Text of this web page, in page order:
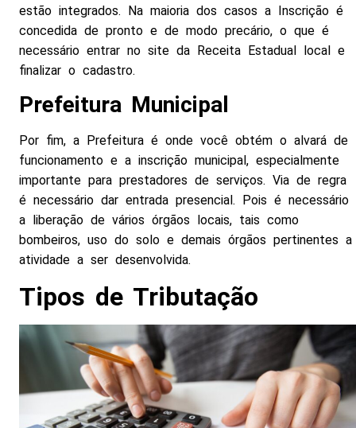
estão integrados. Na maioria dos casos a Inscrição é
concedida de pronto e de modo precário, o que é
necessário entrar no site da Receita Estadual local e
finalizar o cadastro.
Prefeitura Municipal
Por fim, a Prefeitura é onde você obtém o alvará de
funcionamento e a inscrição municipal, especialmente
importante para prestadores de serviços. Via de regra
é necessário dar entrada presencial. Pois é necessário
a liberação de vários órgãos locais, tais como
bombeiros, uso do solo e demais órgãos pertinentes a
atividade a ser desenvolvida.
Tipos de Tributação